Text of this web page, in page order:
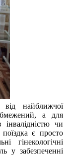
від найближчої
а для
чи
є просто
гінекологічні
у забезпеченні